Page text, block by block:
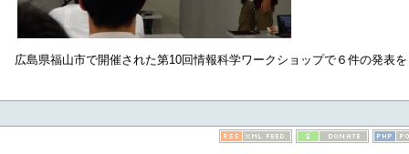
広島県福山市で開催された第10回情報科学ワークショップで６件の発表